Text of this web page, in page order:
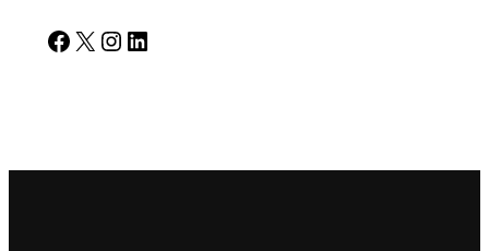
Facebook X Instagram LinkedIn